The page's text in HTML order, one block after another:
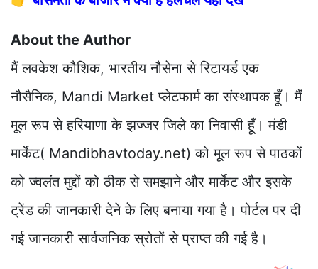
About the Author
मैं लवकेश कौशिक, भारतीय नौसेना से रिटायर्ड एक
नौसैनिक, Mandi Market प्लेटफार्म का संस्थापक हूँ। मैं
मूल रूप से हरियाणा के झज्जर जिले का निवासी हूँ। मंडी
मार्केट( Mandibhavtoday.net) को मूल रूप से पाठकों
को ज्वलंत मुद्दों को ठीक से समझाने और मार्केट और इसके
ट्रेंड की जानकारी देने के लिए बनाया गया है। पोर्टल पर दी
गई जानकारी सार्वजनिक स्रोतों से प्राप्त की गई है।